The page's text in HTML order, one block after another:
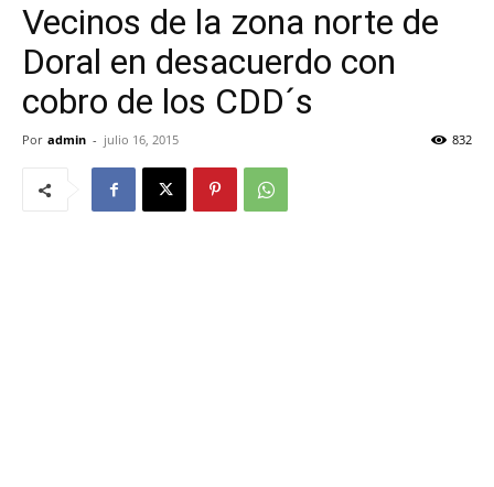
Vecinos de la zona norte de
Doral en desacuerdo con
cobro de los CDD´s
Por admin - julio 16, 2015 832